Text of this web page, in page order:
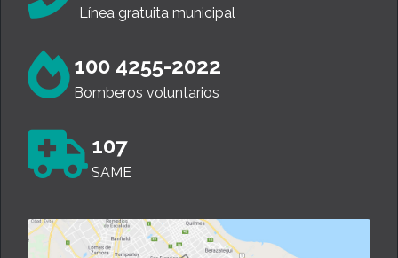
Línea gratuita municipal
100 4255-2022
Bomberos voluntarios
107
SAME